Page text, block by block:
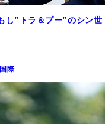
し"トラ＆プー"のシン世
際